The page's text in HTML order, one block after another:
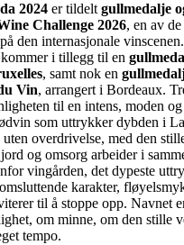
2024 er tildelt gullmedalje
Challenge 2026, en av
den internasjonale vinscenen.
i tillegg til en
, samt nok en
Vin, arrangert i Bordeaux.
til en intens, moden
som uttrykker dybden i
overdrivelse, med den
og omsorg arbeider i
vingården, det dypeste
karakter,
til å stoppe opp. Navnet
om minne, om den stille
tempo.